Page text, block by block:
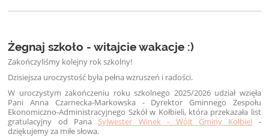
Żegnaj szkoło - witajcie wakacje :)
Zakończyliśmy kolejny rok szkolny!
Dzisiejsza uroczystość była pełna wzruszeń i radości.
W uroczystym zakończeniu roku szkolnego 2025/2026 udział wzięła
Pani Anna Czarnecka-Markowska - Dyrektor Gminnego Zespołu
Ekonomiczno-Administracyjnego Szkół w Kołbieli, która przekazała list
gratulacyjny od Pana Sylwester Winek - Wójt Gminy Kołbiel -
dziękujemy za miłe słowa.